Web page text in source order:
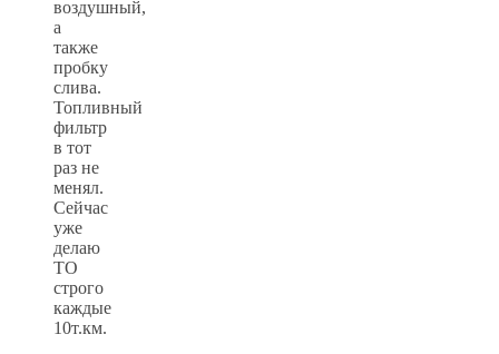
воздушный,
а
также
пробку
слива.
Топливный
фильтр
в тот
раз не
менял.
Сейчас
уже
делаю
ТО
строго
каждые
10т.км.